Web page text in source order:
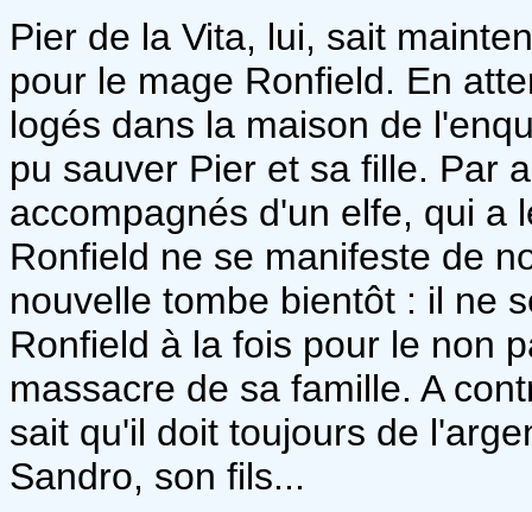
Pier de la Vita, lui, sait
pour le mage Ronfield. En
logés dans la maison de
pu sauver Pier et sa fille. Par
accompagnés d'un elfe, qui a
Ronfield ne se manifeste de
nouvelle tombe bientôt : il ne
Ronfield à la fois pour le non
massacre de sa famille. A
sait qu'il doit toujours de
Sandro, son fils...